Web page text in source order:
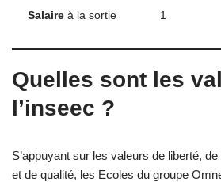
Salaire à la sortie 1
Quelles sont les
l’inseec ?
S’appuyant sur les valeurs de liberté,
et de qualité, les Ecoles du groupe